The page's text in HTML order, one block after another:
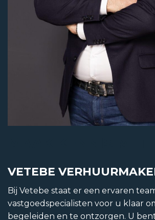
VETEBE
Bij Vetebe staat er een ervaren
vastgoedspecialisten voor u klaar
begeleiden en te ontzorgen. U